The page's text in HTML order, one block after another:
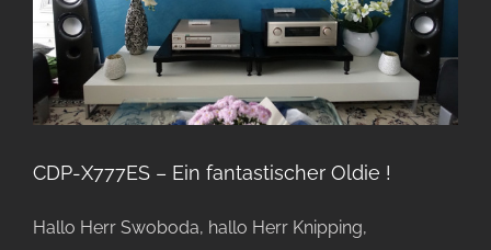
CDP-X777ES – Ein fantastischer Oldie !
Hallo Herr Swoboda, hallo Herr Knipping,